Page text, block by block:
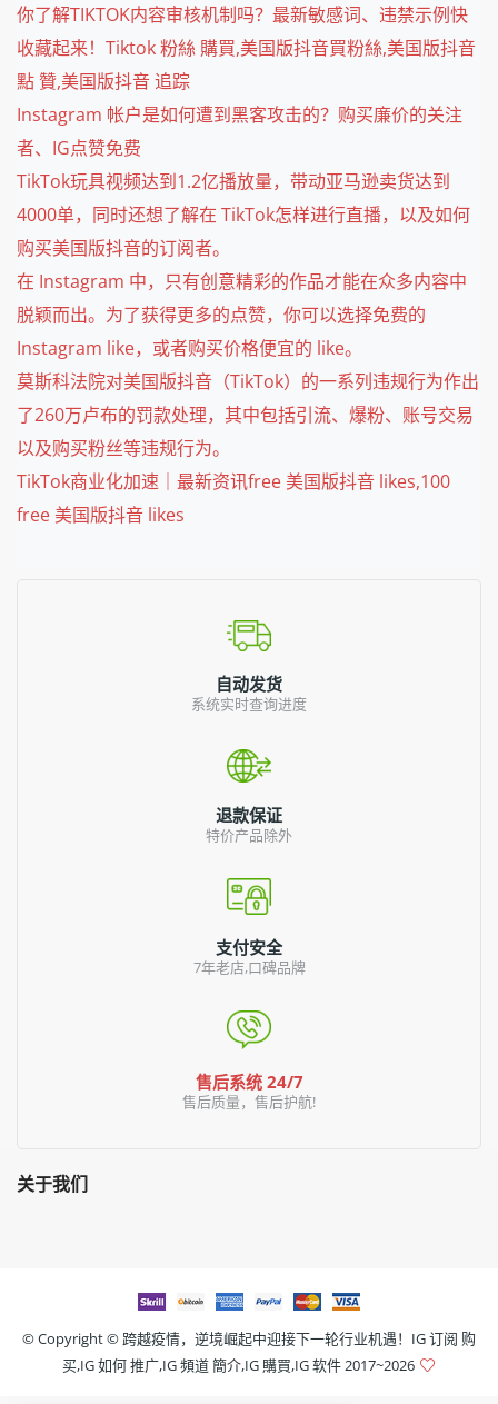
你了解TIKTOK内容审核机制吗？最新敏感词、违禁示例快
收藏起来！Tiktok 粉絲 購買,美国版抖音買粉絲,美国版抖音
點 贊,美国版抖音 追踪
Instagram 帐户是如何遭到黑客攻击的？购买廉价的关注
者、IG点赞免费
TikTok玩具视频达到1.2亿播放量，带动亚马逊卖货达到
4000单，同时还想了解在 TikTok怎样进行直播，以及如何
购买美国版抖音的订阅者。
在 Instagram 中，只有创意精彩的作品才能在众多内容中
脱颖而出。为了获得更多的点赞，你可以选择免费的
Instagram like，或者购买价格便宜的 like。
莫斯科法院对美国版抖音（TikTok）的一系列违规行为作出
了260万卢布的罚款处理，其中包括引流、爆粉、账号交易
以及购买粉丝等违规行为。
TikTok商业化加速｜最新资讯free 美国版抖音 likes,100
free 美国版抖音 likes
自动发货
系统实时查询进度
退款保证
特价产品除外
支付安全
7年老店,口碑品牌
售后系统 24/7
售后质量，售后护航!
关于我们
© Copyright © 跨越疫情，逆境崛起中迎接下一轮行业机遇！IG 订阅 购
买,IG 如何 推广,IG 頻道 簡介,IG 購買,IG 软件2017~2026